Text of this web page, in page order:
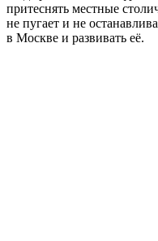
притеснять местные
не пугает и не
в Москве и развивать её.